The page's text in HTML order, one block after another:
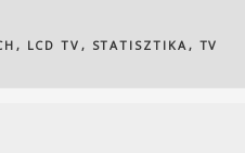
, LCD TV , STATISZTIKA , TV